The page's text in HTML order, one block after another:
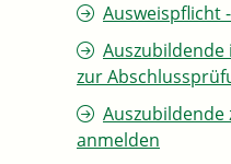
Ausweispflicht
zur
anmelden